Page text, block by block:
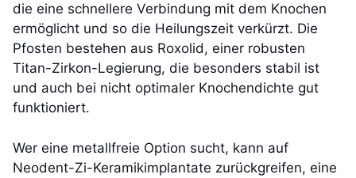
die eine schnellere Verbindung mit dem Knochen
ermöglicht und so die Heilungszeit verkürzt. Die
Pfosten bestehen aus Roxolid, einer robusten
Titan-Zirkon-Legierung, die besonders stabil ist
und auch bei nicht optimaler Knochendichte gut
funktioniert.
Wer eine metallfreie Option sucht, kann auf
Neodent-Zi-Keramikimplantate zurückgreifen, eine